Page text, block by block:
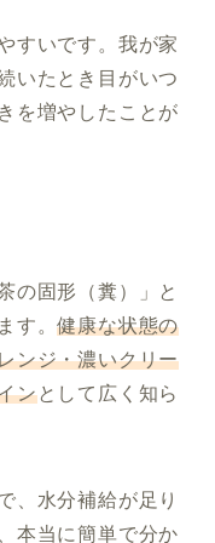
すいです。我が家
いたとき目がいつ
を増やしたことが
の固形（糞）」と
す。健康な状態の
ンジ・濃いクリー
ンとして広く知ら
、水分補給が足り
本当に簡単で分か